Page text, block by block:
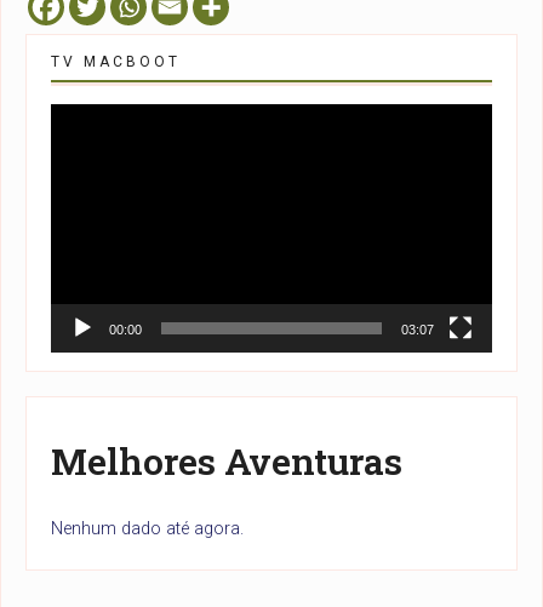
TV MACBOOT
00:00 03:07
Melhores Aventuras
Nenhum dado até agora.